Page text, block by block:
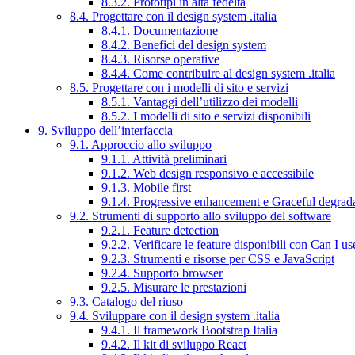
8.4. Progettare con il design system .italia
8.4.1. Documentazione
8.4.2. Benefici del design system
8.4.3. Risorse operative
8.4.4. Come contribuire al design system .italia
8.5. Progettare con i modelli di sito e servizi
8.5.1. Vantaggi dell’utilizzo dei modelli
8.5.2. I modelli di sito e servizi disponibili
9. Sviluppo dell’interfaccia
9.1. Approccio allo sviluppo
9.1.1. Attività preliminari
9.1.2. Web design responsivo e accessibile
9.1.3. Mobile first
9.1.4. Progressive enhancement e Graceful
9.2. Strumenti di supporto allo sviluppo del software
9.2.1. Feature detection
9.2.2. Verificare le feature disponibili con Can I
9.2.3. Strumenti e risorse per CSS e JavaScript
9.2.4. Supporto browser
9.2.5. Misurare le prestazioni
9.3. Catalogo del riuso
9.4. Sviluppare con il design system .italia
9.4.1. Il framework Bootstrap Italia
9.4.2. Il kit di sviluppo React